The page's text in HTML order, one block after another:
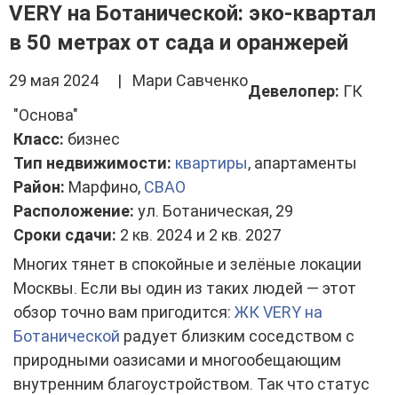
VERY на Ботанической: эко-квартал
в 50 метрах от сада и оранжерей
29 мая 2024 | Мари Савченко
Девелопер: ГК
"Основа"
Класс: бизнес
Тип недвижимости: квартиры, апартаменты
Район: Марфино, СВАО
Расположение: ул. Ботаническая, 29
Сроки сдачи: 2 кв. 2024 и 2 кв. 2027
Многих тянет в спокойные и зелёные локации
Москвы. Если вы один из таких людей — этот
обзор точно вам пригодится: ЖК VERY на
Ботанической радует близким соседством с
природными оазисами и многообещающим
внутренним благоустройством. Так что статус